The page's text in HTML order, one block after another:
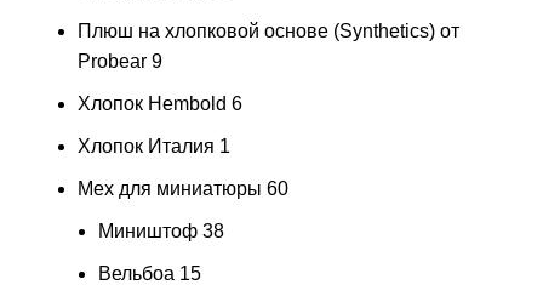
Плюш на хлопковой основе (Synthetics) от
Probear 9
Хлопок Hembold 6
Хлопок Италия 1
Мех для миниатюры 60
Миништоф 38
Вельбоа 15